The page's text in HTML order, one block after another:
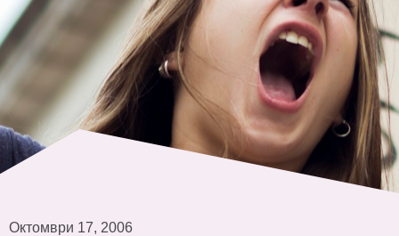
Октомври 17, 2006